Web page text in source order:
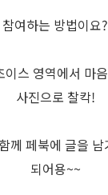
참여하는 방법이요?
이스 영역에서 마
사진으로 찰칵!
께 페북에 글을
되어용~~